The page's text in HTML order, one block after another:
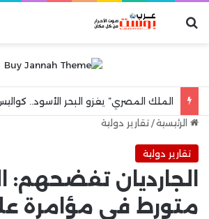
بحث عن
الرئيسية/ تقارير دولية
تقارير دولية
الجارديان تفضحهم:
متورط في مؤامرة